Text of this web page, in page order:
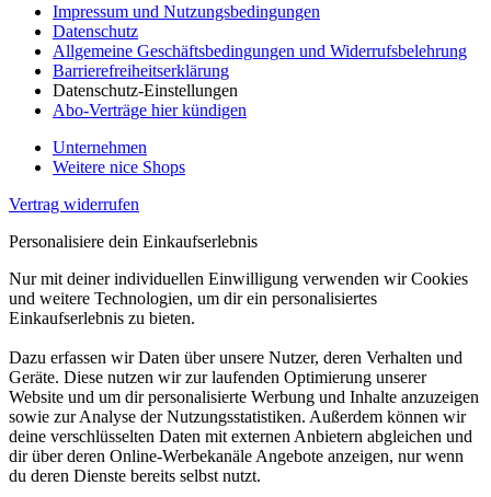
Impressum und Nutzungsbedingungen
Datenschutz
Allgemeine Geschäftsbedingungen und Widerrufsbelehrung
Barrierefreiheitserklärung
Datenschutz-Einstellungen
Abo-Verträge hier kündigen
Unternehmen
Weitere nice Shops
Vertrag widerrufen
Personalisiere dein Einkaufserlebnis
Nur mit deiner individuellen Einwilligung verwenden wir Cookies
und weitere Technologien, um dir ein personalisiertes
Einkaufserlebnis zu bieten.
Dazu erfassen wir Daten über unsere Nutzer, deren Verhalten und
Geräte. Diese nutzen wir zur laufenden Optimierung unserer
Website und um dir personalisierte Werbung und Inhalte anzuzeigen
sowie zur Analyse der Nutzungsstatistiken. Außerdem können wir
deine verschlüsselten Daten mit externen Anbietern abgleichen und
dir über deren Online-Werbekanäle Angebote anzeigen, nur wenn
du deren Dienste bereits selbst nutzt.